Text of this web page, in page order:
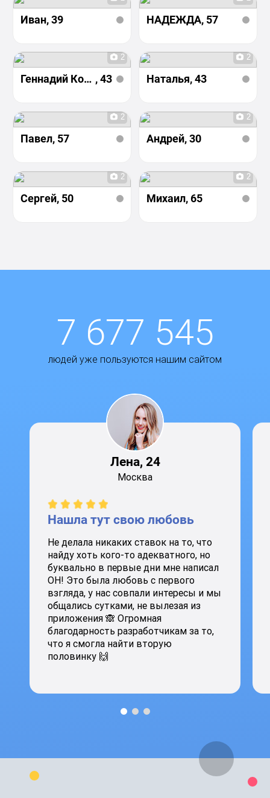
Иван, 39 НАДЕЖДА, 57
2
Геннадий Коннов , 43
2
Наталья, 43
2
Павел, 57
2
Андрей, 30
2
Сергей, 50
2
Михаил, 65
7 677 545
людей уже пользуются нашим сайтом
Лена, 24
Москва
Нашла тут свою любовь
Не делала никаких ставок на то, что
найду хоть кого-то адекватного, но
буквально в первые дни мне написал
ОН! Это была любовь с первого
взгляда, у нас совпали интересы и мы
общались сутками, не вылезая из
приложения 🙈 Огромная
благодарность разработчикам за то,
что я смогла найти вторую
половинку 🙌